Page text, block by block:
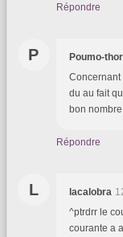
Répondre
P Poumo-
Concernant
du au fait
bon
Répondre
L lacalobra
^ptrdrr le
courante a